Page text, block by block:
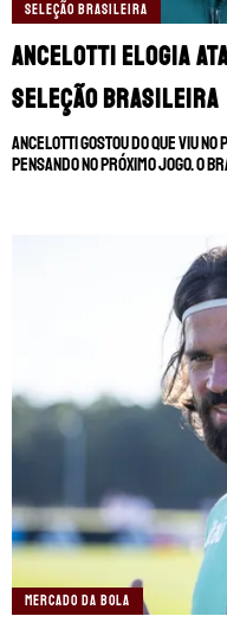
SELEÇÃO BRASILEIRA
Ancelotti elogia
Seleção Brasileira
Ancelotti gostou do que viu
pensando no próximo jogo. O
MERCADO DA BOLA